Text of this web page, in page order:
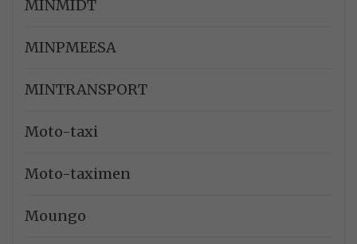
MINMIDT
MINPMEESA
MINTRANSPORT
Moto-taxi
Moto-taximen
Moungo